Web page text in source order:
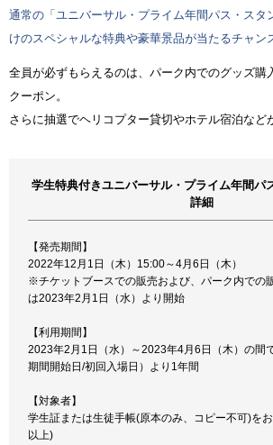
通常の「ユニバーサル・プライム年間パス・スタ
けのスペシャルな特典や豪華景品が当たるチャン
全員が必ずもらえるのは、パーク内でのグッズ購
クーポン。
さらに抽選でヘリコプター貸切やホテル宿泊など
学生特典付きユニバーサル・プライム年間
詳細
【発売期間】
2022年12月1日（木）15:00～4月6日（木）
※チケットブースでの販売および、パーク内での
は2023年2月1日（水）より開始
【利用期間】
2023年2月1日（水）～2023年4月6日（木）の間
期間開始日/初回入場日）より1年間
【対象者】
学生証または生徒手帳(原本のみ、コピー不可)を
以上)